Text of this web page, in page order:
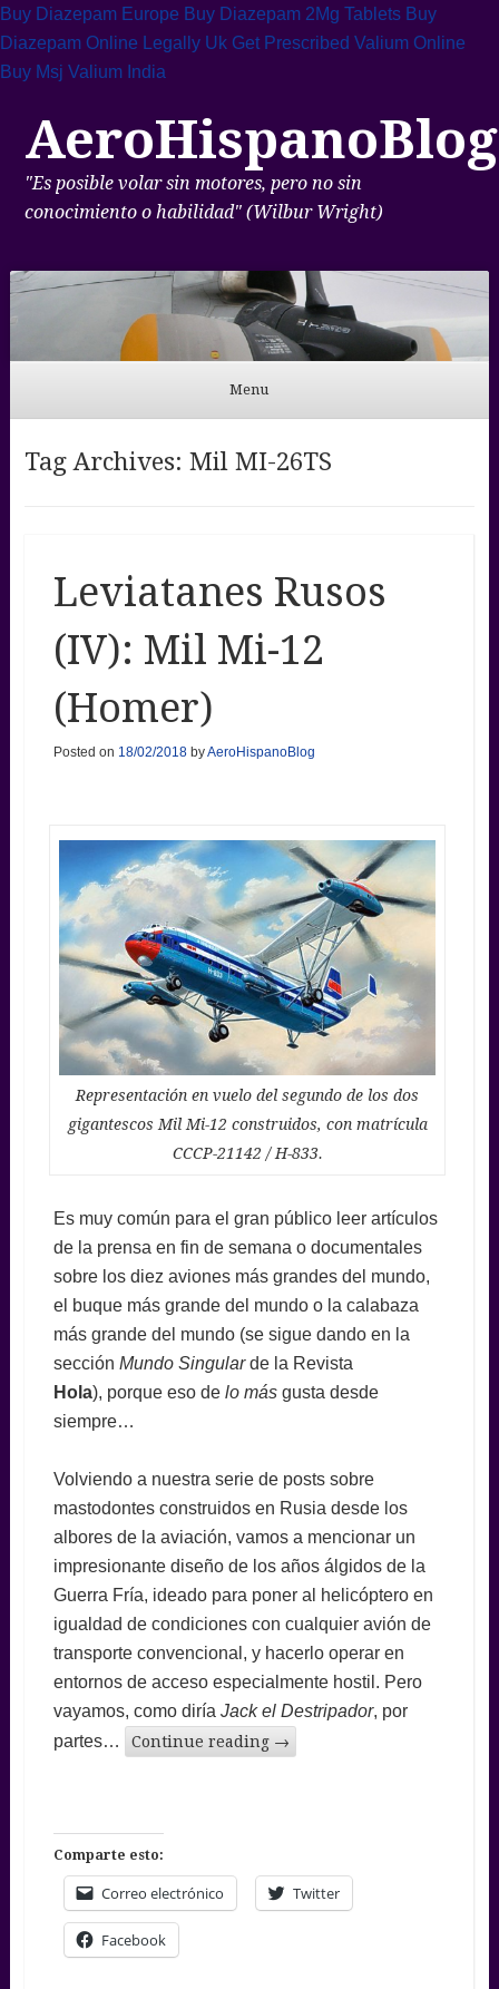
Buy Diazepam Europe Buy Diazepam 2Mg Tablets Buy
Diazepam Online Legally Uk Get Prescribed Valium Online
Buy Msj Valium India
AeroHispanoBlog
"Es posible volar sin motores, pero no sin
conocimiento o habilidad" (Wilbur Wright)
Menu
Tag Archives: Mil MI-26TS
Leviatanes Rusos
(IV): Mil Mi-12
(Homer)
Posted on 18/02/2018byAeroHispanoBlog
Representación en vuelo del segundo de los dos
gigantescos Mil Mi-12 construidos, con matrícula
CCCP-21142 / H-833.
Es muy común para el gran público leer artículos
de la prensa en fin de semana o documentales
sobre los diez aviones más grandes del mundo,
el buque más grande del mundo o la calabaza
más grande del mundo (se sigue dando en la
sección Mundo Singularde la Revista
Hola), porque eso de lo másgusta desde
siempre…
Volviendo a nuestra serie de posts sobre
mastodontes construidos en Rusia desde los
albores de la aviación, vamos a mencionar un
impresionante diseño de los años álgidos de la
Guerra Fría, ideado para poner al helicóptero en
igualdad de condiciones con cualquier avión de
transporte convencional, y hacerlo operar en
entornos de acceso especialmente hostil. Pero
vayamos, como diría Jack el Destripador, por
partes…
Continue reading →
Comparte esto:
Correo electrónico Twitter
Facebook